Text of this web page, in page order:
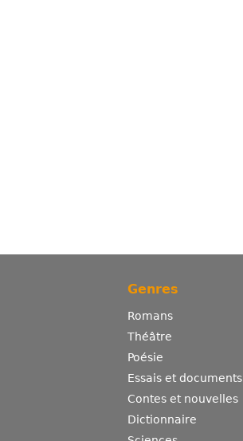
Genres
Romans
Théâtre
Poésie
Essais et documents
Contes et nouvelles
Dictionnaire